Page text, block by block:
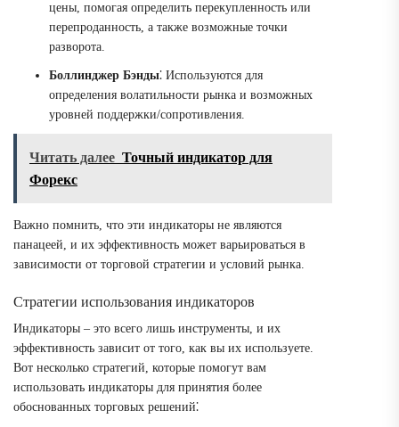
цены, помогая определить перекупленность или
перепроданность, а также возможные точки
разворота.
Боллинджер Бэнды⁚ Используются для
определения волатильности рынка и возможных
уровней поддержки/сопротивления.
Читать далее Точный индикатор для
Форекс
Важно помнить, что эти индикаторы не являются
панацеей, и их эффективность может варьироваться в
зависимости от торговой стратегии и условий рынка.
Стратегии использования индикаторов
Индикаторы – это всего лишь инструменты, и их
эффективность зависит от того, как вы их используете.
Вот несколько стратегий, которые помогут вам
использовать индикаторы для принятия более
обоснованных торговых решений⁚